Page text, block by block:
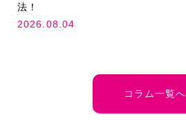
法！
2026.08.04
コラム一覧へ